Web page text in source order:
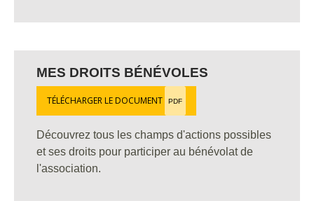
MES DROITS BÉNÉVOLES
TÉLÉCHARGER LE DOCUMENT PDF
Découvrez tous les champs d'actions possibles
et ses droits pour participer au bénévolat de
l'association.